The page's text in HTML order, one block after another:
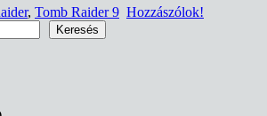
, Tomb Raider 9 Hozzászólok!
Keresés